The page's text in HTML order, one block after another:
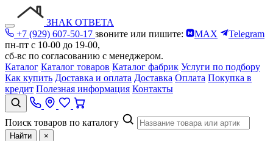
ЗНАК ОТВЕТА
+7 (929) 607-50-17 звоните или пишите: MAX
Telegram
пн-пт с 10-00 до 19-00,
сб-вс по согласованию с менеджером.
Каталог Каталог товаров Каталог фабрик Услуги по подбору
Как купить Доставка и оплата Доставка Оплата Покупка в
кредит Полезная информация Контакты
Поиск товаров по каталогу
Найти ×